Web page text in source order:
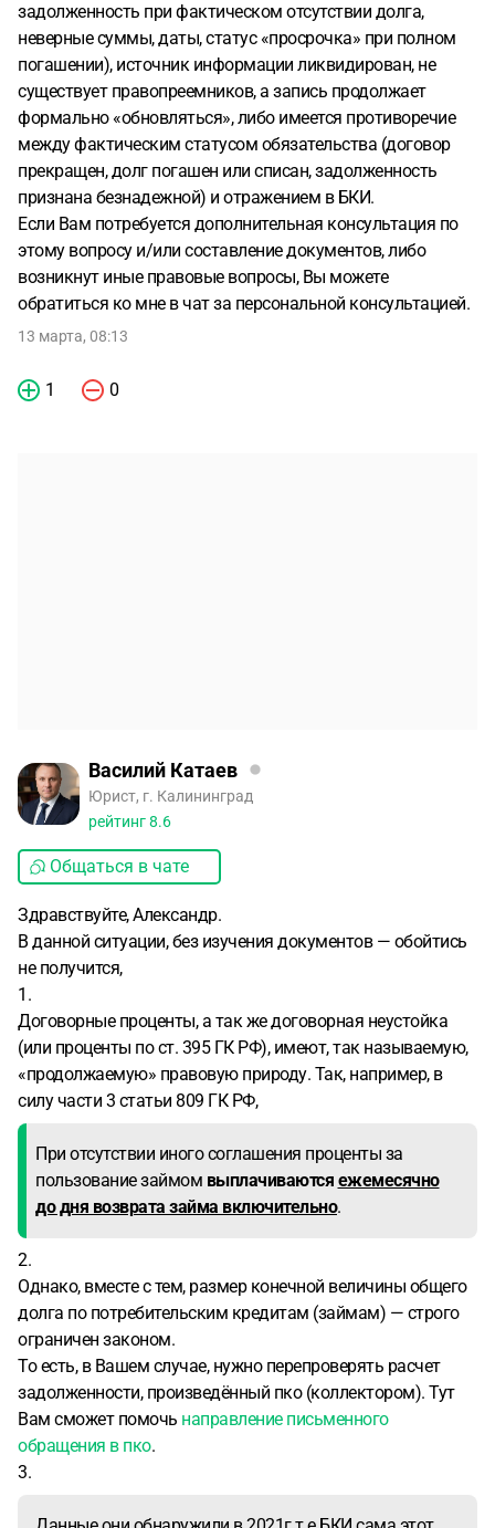
задолженность при фактическом отсутствии долга,
неверные суммы, даты, статус «просрочка» при полном
погашении), источник информации ликвидирован, не
существует правопреемников, а запись продолжает
формально «обновляться», либо имеется противоречие
между фактическим статусом обязательства (договор
прекращен, долг погашен или списан, задолженность
признана безнадежной) и отражением в БКИ.
Если Вам потребуется дополнительная консультация по
этому вопросу и/или составление документов, либо
возникнут иные правовые вопросы, Вы можете
обратиться ко мне в чат за персональной консультацией.
13 марта, 08:13
1 0
Василий Катаев
Юрист, г. Калининград
рейтинг8.6
Общаться в чате
Здравствуйте, Александр.
В данной ситуации, без изучения документов — обойтись
не получится,
1.
Договорные проценты, а так же договорная неустойка
(или проценты по ст. 395 ГК РФ), имеют, так называемую,
«продолжаемую» правовую природу. Так, например, в
силу части 3 статьи 809 ГК РФ,
При отсутствии иного соглашения проценты за
пользование займом выплачиваются ежемесячно
до дня возврата займа включительно.
2.
Однако, вместе с тем, размер конечной величины общего
долга по потребительским кредитам (займам) — строго
ограничен законом.
То есть, в Вашем случае, нужно перепроверять расчет
задолженности, произведённый пко (коллектором). Тут
Вам сможет помочь направление письменного
обращения в пко.
3.